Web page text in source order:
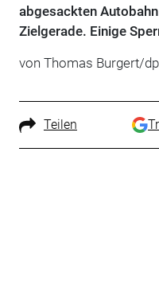
abgesackten
Zielgerade. Einige
von Thomas Burgert/
Teilen